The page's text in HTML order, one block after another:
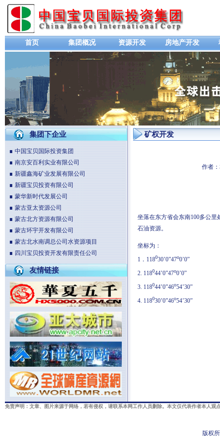
首页 集团概况 资源开发 房地产开发
集团下企业
中国宝贝国际投资集团
南京安百利实业有限公司
新疆鑫海矿业发展有限公司
新疆宝贝投资有限公司
蒙华新时代发展公司
蒙古亚太资源公司
蒙古北方资源有限公司
蒙古环宇开发有限公司
蒙古北水南调总公司水资源项目
四川宝贝投资开发有限责任公司
友情链接
矿权开发
作者
坐落在东方省会东南100多公
石油资源。
坐标为：
1．118030’0”47o0’0”
2. 118044’0”47o0’0”
3. 118044’0”46o54’30”
4. 118030’0”46o54’30”
免责声明：文章、图片来源于网络，若有侵权，请联系本网工作人员删除。本文仅代表作者本人
版权